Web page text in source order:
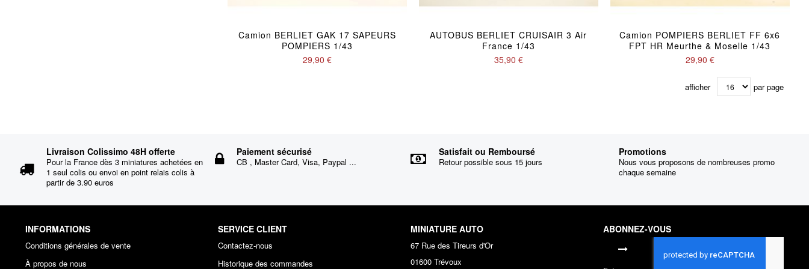
Camion BERLIET GAK 17 SAPEURS
POMPIERS 1/43
29,90 €
AUTOBUS BERLIET CRUISAIR 3 Air
France 1/43
35,90 €
Camion POMPIERS BERLIET FF 6x6
FPT HR Meurthe & Moselle 1/43
29,90 €
afficher par page
Livraison Colissimo 48H offerte
Pour la France dès 3 miniatures achetées en
1 seul colis ou envoi en point relais colis à
partir de 3.90 euros
Paiement sécurisé
CB , Master Card, Visa, Paypal ...
Satisfait ou Remboursé
Retour possible sous 15 jours
Promotions
Nous vous proposons de nombreuses promo
chaque semaine
INFORMATIONS
Conditions générales de vente
À propos de nous
SERVICE CLIENT
Contactez-nous
Historique des commandes
MINIATURE AUTO
67 Rue des Tireurs d'Or
01600 Trévoux
ABONNEZ-VOUS